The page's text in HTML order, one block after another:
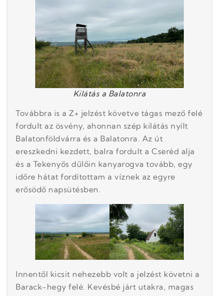
Kilátás a Balatonra
Továbbra is a Z+ jelzést követve tágas mező felé
fordult az ösvény, ahonnan szép kilátás nyílt
Balatonföldvárra és a Balatonra. Az út
ereszkedni kezdett, balra fordult a Cseréd alja
és a Tekenyős dűlőin kanyarogva tovább, egy
időre hátat fordítottam a víznek az egyre
erősödő napsütésben.
Innentől kicsit nehezebb volt a jelzést követni a
Barack-hegy felé. Kevésbé járt utakra, magas